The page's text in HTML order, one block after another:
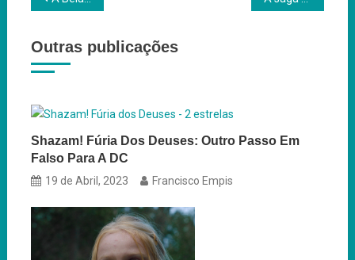
artigos
Outras publicações
Shazam! Fúria Dos Deuses: Outro Passo Em
Falso Para A DC
19 de Abril, 2023 Francisco Empis